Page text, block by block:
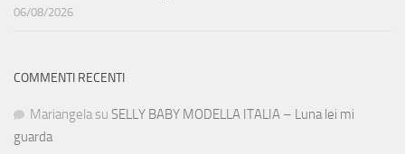
06/08/2026
COMMENTI RECENTI
Mariangela su SELLY BABY MODELLA ITALIA – Luna lei mi
guarda